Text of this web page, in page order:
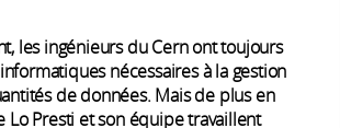
les ingénieurs du Cern ont toujours
nécessaires à la gestion
de données. Mais de plus en
Lo Presti et son équipe travaillent